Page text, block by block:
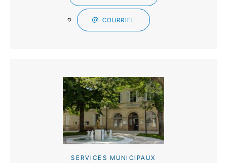
COURRIEL
SERVICES MUNICIPAUX